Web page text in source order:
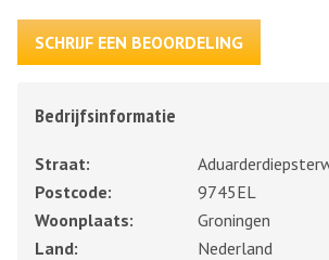
SCHRIJF EEN BEOORDELING
Bedrijfsinformatie
Straat:
Postcode:
9745EL
Woonplaats:
Groningen
Land:
Nederland